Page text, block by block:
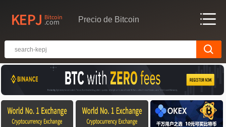
Precio de Bitcoin